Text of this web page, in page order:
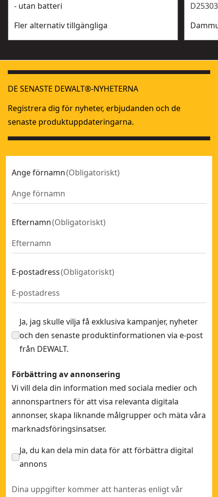
- utan batteri
Fler alternativ tillgängliga
DE SENASTE DEWALT®-NYHETERNA
Registrera dig för nyheter, erbjudanden och de
senaste produktuppdateringarna.
Ange förnamn(Obligatoriskt)
Efternamn(Obligatoriskt)
E-postadress(Obligatoriskt)
Ja, jag skulle vilja få exklusiva kampanjer, nyheter
och den senaste produktinformationen via e-post
från DEWALT.
Förbättring av annonsering
Vi vill dela din information med sociala medier och
annonspartners för att visa relevanta digitala
annonser, skapa liknande målgrupper och mäta våra
marknadsföringsinsatser.
Ja, du kan dela min data för att förbättra digital
annons
Dina uppgifter kommer att hanteras enligt vår